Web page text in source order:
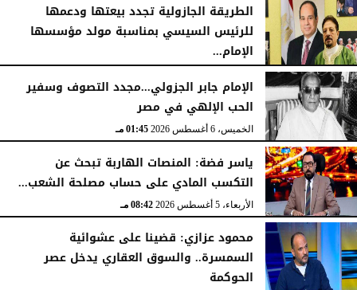
الخميس، 6 أغسطس 2026 06:22 مـ
الطريقة الجازولية تجدد بيعتها ودعمها
للرئيس السيسي بمناسبة مولد مؤسسها
الإمام...
الخميس، 6 أغسطس 2026
الإمام جابر الجزولي...مجدد التصوف وسفير
الحب الإلهي في مصر
الخميس، 6 أغسطس 2026 01:45 مـ
ياسر فضة: المنصات الهاربة تبحث عن
التكسب المادي على حساب مصلحة الشعب...
الأربعاء، 5 أغسطس 2026 08:42 مـ
محمود عزازي: قضينا على عشوائية
السمسرة.. والسوق العقاري يدخل عصر
الحوكمة